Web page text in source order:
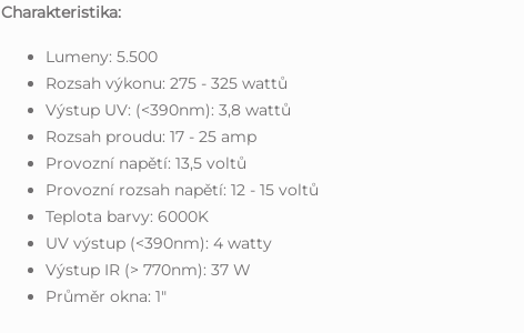
Charakteristika:
Lumeny: 5.500
Rozsah výkonu: 275 - 325 wattů
Výstup UV: (<390nm): 3,8 wattů
Rozsah proudu: 17 - 25 amp
Provozní napětí: 13,5 voltů
Provozní rozsah napětí: 12 - 15 voltů
Teplota barvy: 6000K
UV výstup (<390nm): 4 watty
Výstup IR (> 770nm): 37 W
Průměr okna: 1"